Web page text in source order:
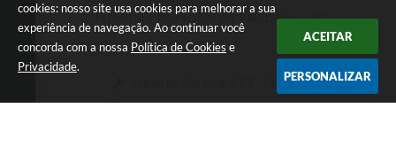
cookies: nosso site usa cookies para melhorar a sua
experiência de navegação. Ao continuar você
concorda com a nossa Política de Cookies e
Privacidade.
ACEITAR
PERSONALIZAR
Prefeitura Municipal de Taiobeiras - MG
3.5.3 - 19/06/2026